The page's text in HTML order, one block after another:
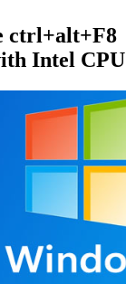
ctrl+alt+F8
Intel CPU